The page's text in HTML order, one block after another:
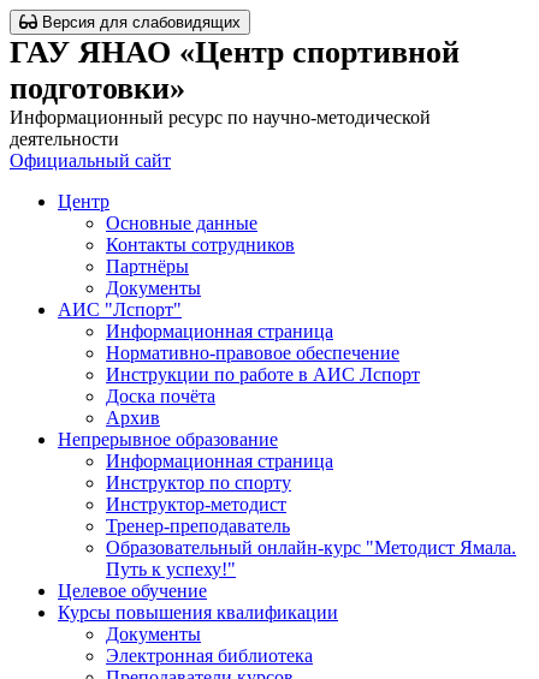
Версия для слабовидящих
ГАУ ЯНАО «Центр спортивной
подготовки»
Информационный ресурс по научно-методической
деятельности
Официальный сайт
Центр
Основные данные
Контакты сотрудников
Партнёры
Документы
АИС "Лспорт"
Информационная страница
Нормативно-правовое обеспечение
Инструкции по работе в АИС Лспорт
Доска почёта
Архив
Непрерывное образование
Информационная страница
Инструктор по спорту
Инструктор-методист
Тренер-преподаватель
Образовательный онлайн-курс "Методист Ямала.
Путь к успеху!"
Целевое обучение
Курсы повышения квалификации
Документы
Электронная библиотека